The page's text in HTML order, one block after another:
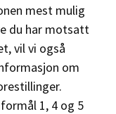
mest mulig
du har motsatt
vil vi også
om
1, 4 og 5